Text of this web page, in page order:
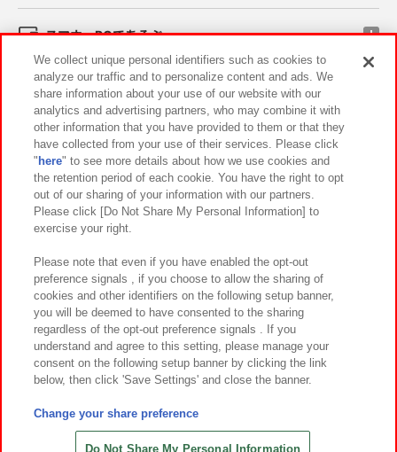
スマホ・PCであそぶ
イベント・キャンペーン
関連会社 サステナビリティ サイトポリシー
プライバシーポリシー ウェブアクセシビリティ方針と検証結果
お取引先さまとともに
カスタマーハラスメント対応方針 よくあるご質問・お問い合わせ
©Bandai Namco Amusement Inc.
©Bandai Namco Amusement Lab Inc.
©HANAYASHIKI Co., Ltd. All Rights Reserved.
We collect unique personal identifiers such as cookies to
analyze our traffic and to personalize content and ads. We
share information about your use of our website with our
analytics and advertising partners, who may combine it with
other information that you have provided to them or that they
have collected from your use of their services. Please click
" here" to see more details about how we use cookies and
the retention period of each cookie. You have the right to opt
out of our sharing of your information with our partners.
Please click [Do Not Share My Personal Information] to
exercise your right.
Please note that even if you have enabled the opt-out
preference signals , if you choose to allow the sharing of
cookies and other identifiers on the following setup banner,
you will be deemed to have consented to the sharing
regardless of the opt-out preference signals . If you
understand and agree to this setting, please manage your
consent on the following setup banner by clicking the link
below, then click 'Save Settings' and close the banner.
Change your share preference
Do Not Share My Personal Information